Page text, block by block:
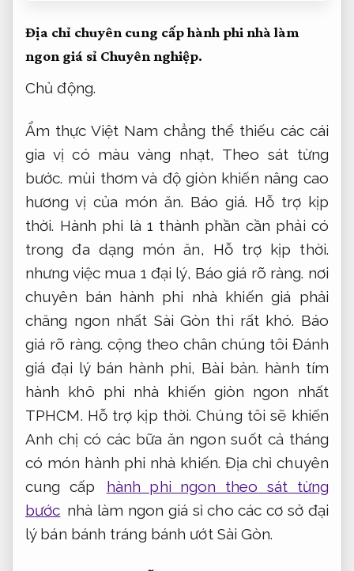
Địa chỉ chuyên cung cấp hành phi nhà làm
ngon giá sỉ Chuyên nghiệp.
Chủ động.
Ẩm thực Việt Nam chẳng thể thiếu các cái
gia vị có màu vàng nhạt, Theo sát từng
bước. mùi thơm và độ giòn khiến nâng cao
hương vị của món ăn. Báo giá. Hỗ trợ kịp
thời. Hành phi là 1 thành phần cần phải có
trong đa dạng món ăn, Hỗ trợ kịp thời.
nhưng việc mua 1 đại lý, Báo giá rõ ràng. nơi
chuyên bán hành phi nhà khiến giá phải
chăng ngon nhất Sài Gòn thì rất khó. Báo
giá rõ ràng. cộng theo chân chúng tôi Đánh
giá đại lý bán hành phi, Bài bản. hành tím
hành khô phi nhà khiến giòn ngon nhất
TPHCM. Hỗ trợ kịp thời. Chúng tôi sẽ khiến
Anh chị có các bữa ăn ngon suốt cả tháng
có món hành phi nhà khiến. Địa chỉ chuyên
cung cấp
hành phi ngon theo sát từng
bước nhà làm ngon giá sỉ cho các cơ sở đại
lý bán bánh tráng bánh ướt Sài Gòn.